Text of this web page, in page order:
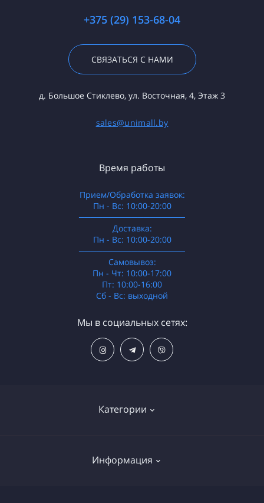
+375 (29) 153-68-04
СВЯЗАТЬСЯ С НАМИ
д. Большое Стиклево, ул. Восточная, 4, Этаж 3
sales@unimall.by
Категории
Информация
Время работы
Прием/Обработка заявок:
Пн - Вс: 10:00-20:00
──────────────────
Доставка:
Пн - Вс: 10:00-20:00
──────────────────
Самовывоз:
Пн - Чт: 10:00-17:00
Пт: 10:00-16:00
Сб - Вс: выходной
Мы в социальных сетях: